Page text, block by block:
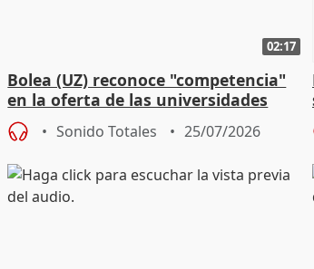
02:17
Bolea (UZ) reconoce "competencia"
en la oferta de las universidades
privadas
Sonido Totales 25/07/2026